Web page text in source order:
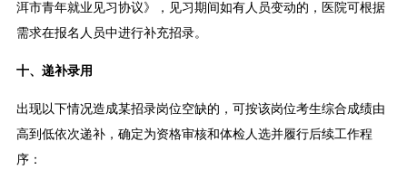
洱市青年就业见习协议》，见习期间如有人员变动的，医院可根据
需求在报名人员中进行补充招录。
十、递补录用
出现以下情况造成某招录岗位空缺的，可按该岗位考生综合成绩由
高到低依次递补，确定为资格审核和体检人选并履行后续工作程
序：